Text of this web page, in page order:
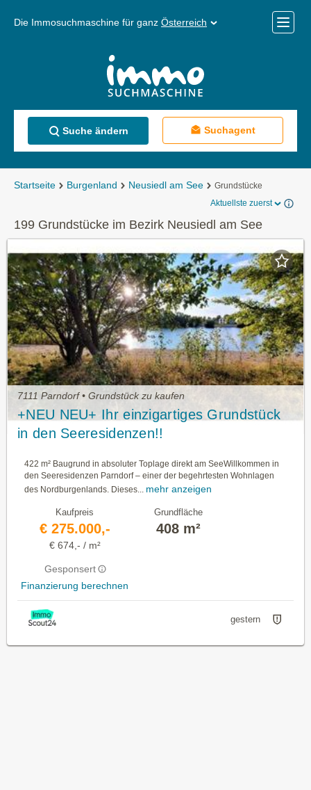
Die Immosuchmaschine für ganz Österreich
Menü
Suche ändern Suchagent
Startseite Burgenland Neusiedl am See
Grundstücke
Aktuellste zuerst
199 Grundstücke im Bezirk Neusiedl am See
7111 Parndorf • Grundstück zu kaufen
+NEU NEU+ Ihr einzigartiges Grundstück
in den Seeresidenzen!!
422 m² Baugrund in absoluter Toplage direkt am SeeWillkommen in
den Seeresidenzen Parndorf – einer der begehrtesten Wohnlagen
des Nordburgenlands. Dieses...
mehr anzeigen
Kaufpreis
€ 275.000,-
€ 674,- / m²
Gesponsert
Finanzierung berechnen
Grundfläche
408 m²
gestern